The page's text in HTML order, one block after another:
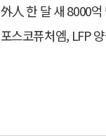
外人 한 달 새 8000억 담
포스코퓨처엠, LFP 양극